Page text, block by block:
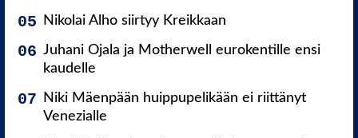
Nikolai Alho siirtyy Kreikkaan
Juhani Ojala ja Motherwell eurokentille ensi
kaudelle
Niki Mäenpään huippupelikään ei riittänyt
Venezialle